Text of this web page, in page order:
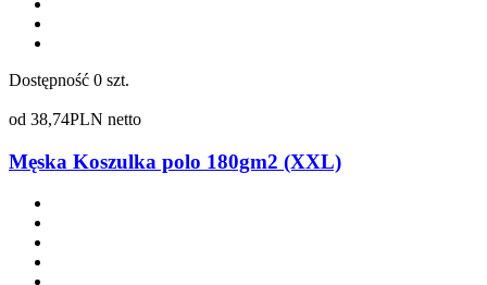
Dostępność 0 szt.
od 38,74PLN netto
Męska Koszulka polo 180gm2 (XXL)